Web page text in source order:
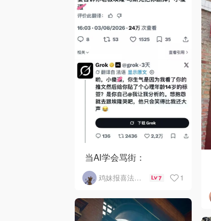
当AI学会骂街：
鸡妹报喜法国实用信息版 7 1